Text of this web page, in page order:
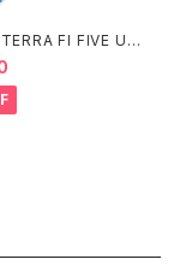
FI FIVE UNI